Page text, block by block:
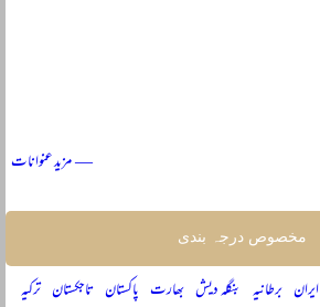
— مزید عنوانات
مخصوص درجہ بندی
ایران برطانیہ بنگلہ دیش بھارت پاکستان تاجکستان ترکیہ